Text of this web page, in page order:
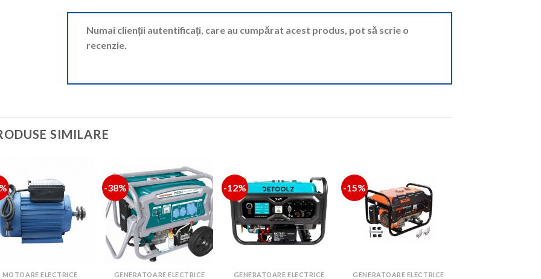
Numai clienții autentificați, care au cumpărat acest produs, pot să scrie o
recenzie.
SIMILARE
MOTOARE ELECTRICE
-38%
GENERATOARE ELECTRICE
-12%
GENERATOARE ELECTRICE
-15%
GENERATOARE ELECTRICE